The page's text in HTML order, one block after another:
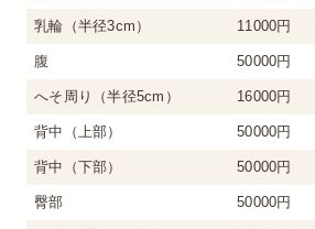
乳輪（半径3cm） 11000円
腹 50000円
へそ周り（半径5cm） 16000円
背中（上部） 50000円
背中（下部） 50000円
臀部 50000円